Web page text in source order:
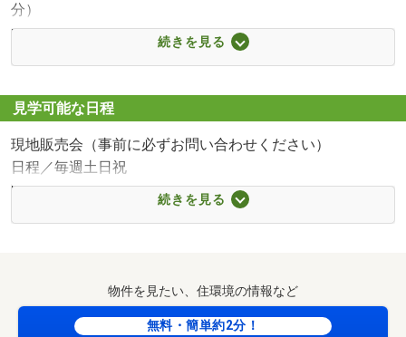
セブンイレブン福岡大岳1丁目店まで422m
分）
■【コンビニ】セブンイレブン福岡大岳1丁目店（約
1376m・徒歩18分）
■【ドラッグストア】ツルハドラッグ大岳店（約1221m・
徒歩16分）
■【ホームセンター】コメリハード＆グリーン大岳店（約
1251m・徒歩16分）
■【中学校】福岡市立志賀中学校（約1342m・徒歩17分）
■【郵便局】西戸崎郵便局（約925m・徒歩12分）
■【公園】西戸崎西緑地（約637m・徒歩8分）
■【公園】国営海の中道海浜公園（約1616m・徒歩21分）
続きを見る
見学可能な日程
現地販売会（事前に必ずお問い合わせください）
日程／毎週土日祝
時間／10:00～17:00
☆お家探しのツアーコンダクター☆
①現地で直行直帰お手軽の旅（約30分）
続きを見る
物件を見たい、住環境の情報など
無料・簡単約2分！